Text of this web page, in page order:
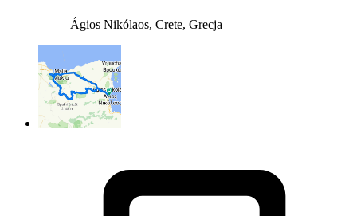
Ágios Nikólaos, Crete, Grecja